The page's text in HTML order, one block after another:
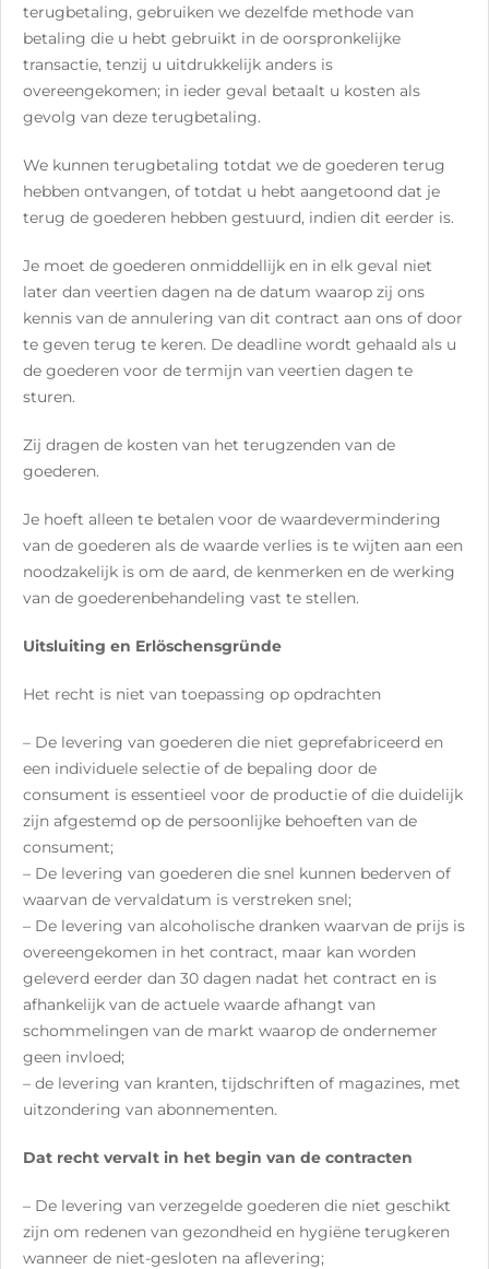
terugbetaling, gebruiken we dezelfde methode van
betaling die u hebt gebruikt in de oorspronkelijke
transactie, tenzij u uitdrukkelijk anders is
overeengekomen; in ieder geval betaalt u kosten als
gevolg van deze terugbetaling.
We kunnen terugbetaling totdat we de goederen terug
hebben ontvangen, of totdat u hebt aangetoond dat je
terug de goederen hebben gestuurd, indien dit eerder is.
Je moet de goederen onmiddellijk en in elk geval niet
later dan veertien dagen na de datum waarop zij ons
kennis van de annulering van dit contract aan ons of door
te geven terug te keren. De deadline wordt gehaald als u
de goederen voor de termijn van veertien dagen te
sturen.
Zij dragen de kosten van het terugzenden van de
goederen.
Je hoeft alleen te betalen voor de waardevermindering
van de goederen als de waarde verlies is te wijten aan een
noodzakelijk is om de aard, de kenmerken en de werking
van de goederenbehandeling vast te stellen.
Uitsluiting en Erlöschensgründe
Het recht is niet van toepassing op opdrachten
– De levering van goederen die niet geprefabriceerd en
een individuele selectie of de bepaling door de
consument is essentieel voor de productie of die duidelijk
zijn afgestemd op de persoonlijke behoeften van de
consument;
– De levering van goederen die snel kunnen bederven of
waarvan de vervaldatum is verstreken snel;
– De levering van alcoholische dranken waarvan de prijs is
overeengekomen in het contract, maar kan worden
geleverd eerder dan 30 dagen nadat het contract en is
afhankelijk van de actuele waarde afhangt van
schommelingen van de markt waarop de ondernemer
geen invloed;
– de levering van kranten, tijdschriften of magazines, met
uitzondering van abonnementen.
Dat recht vervalt in het begin van de contracten
– De levering van verzegelde goederen die niet geschikt
zijn om redenen van gezondheid en hygiëne terugkeren
wanneer de niet-gesloten na aflevering;